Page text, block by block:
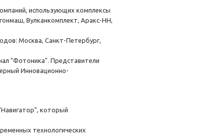
использующих комплексы
Вулканкомплект, Аракс-НН,
Москва, Санкт-Петербург,
"Фотоника". Представители
Инновационно-
который
технологических